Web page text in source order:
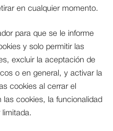
en cualquier momento.
para que se le informe
y solo permitir las
excluir la aceptación de
o en general, y activar la
cookies al cerrar el
las cookies, la funcionalidad